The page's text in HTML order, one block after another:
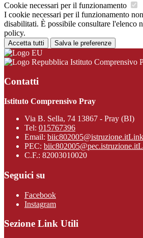
Cookie necessari per il funzionamento
I cookie necessari per il funzionamento
disabilitati. È possibile consultare l'elenco
policy.
Accetta tutti Salva le preferenze
Istituto Comprensivo
Contatti
Istituto Comprensivo Pray
Via B. Sella, 74 13867 - Pray (BI)
Tel: 015767396
Email: biic802005@istruzione.it
PEC: biic802005@pec.istruzione.it
C.F.: 82003010020
Seguici su
Facebook
Instagram
Sezione Link Utili